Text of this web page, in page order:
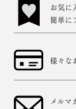
お気に
簡単に
様々な
メルマ